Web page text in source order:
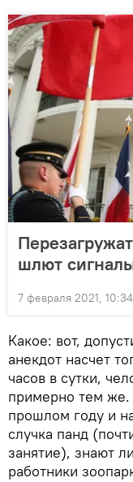
шлют
7 февраля 2021, 10:34
Какое: вот,
анекдот насчет
часов в сутки,
примерно тем
прошлом году и
случка панд
занятие), знают
работники